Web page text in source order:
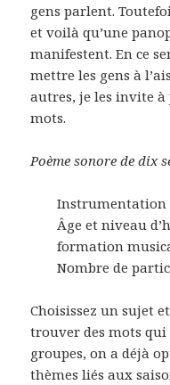
gens parlent.
et voilà qu’une
manifestent. En ce
mettre les gens à
autres, je les invite à
mots.
Poème sonore de dix
Âge et niveau
formation
Nombre de
Choisissez un sujet
trouver des mots qui
groupes, on a déjà
thèmes liés aux